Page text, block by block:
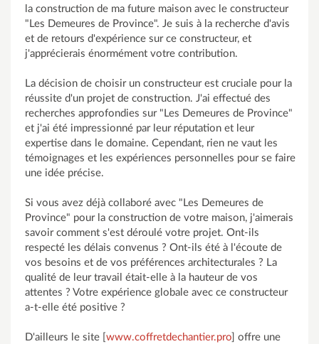
la construction de ma future maison avec le constructeur
"Les Demeures de Province". Je suis à la recherche d'avis
et de retours d'expérience sur ce constructeur, et
j'apprécierais énormément votre contribution.
La décision de choisir un constructeur est cruciale pour la
réussite d'un projet de construction. J'ai effectué des
recherches approfondies sur "Les Demeures de Province"
et j'ai été impressionné par leur réputation et leur
expertise dans le domaine. Cependant, rien ne vaut les
témoignages et les expériences personnelles pour se faire
une idée précise.
Si vous avez déjà collaboré avec "Les Demeures de
Province" pour la construction de votre maison, j'aimerais
savoir comment s'est déroulé votre projet. Ont-ils
respecté les délais convenus ? Ont-ils été à l'écoute de
vos besoins et de vos préférences architecturales ? La
qualité de leur travail était-elle à la hauteur de vos
attentes ? Votre expérience globale avec ce constructeur
a-t-elle été positive ?
D'ailleurs le site [ www.coffretdechantier.pro ] offre une